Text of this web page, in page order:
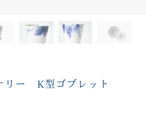
リー K型ゴブレット